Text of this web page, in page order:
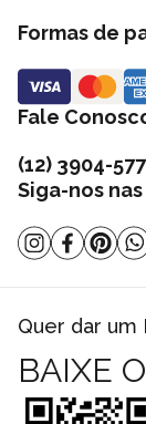
Formas de
Fale
(12) 3904-
Siga-nos
Quer dar um
BAIXE